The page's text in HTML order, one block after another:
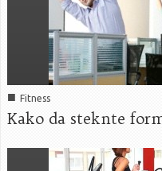
■ Fitness
Kako da steknte